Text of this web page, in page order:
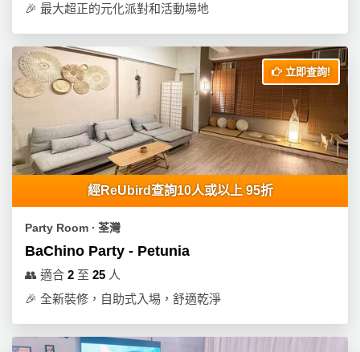
🎉 最大超正的元化派對和活動場地
立即查詢!
經ReUbird查詢10人或以上 95折
Party Room ∙ 荃灣
BaChino Party - Petunia
👥 適合 2 至 25 人
🎉 全新裝修，自助式入埸，舒適乾淨